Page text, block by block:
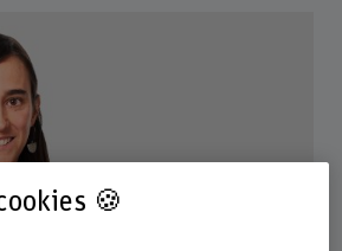
🍪